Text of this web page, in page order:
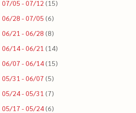
07/05 - 07/12 (15)
06/28 - 07/05 (6)
06/21 - 06/28 (8)
06/14 - 06/21 (14)
06/07 - 06/14(15)
05/31 - 06/07 (5)
05/24 - 05/31 (7)
05/17 - 05/24(6)